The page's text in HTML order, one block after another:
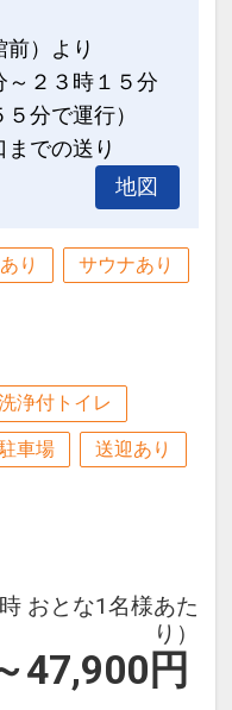
）より
～２３時１５分
分で運行）
での送り
地図
り サウナあり
浄付トイレ
車場 送迎あり
おとな1名様あた
り）
47,900 円